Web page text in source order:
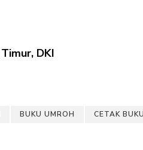
DKI
BUKU UMROH CETAK